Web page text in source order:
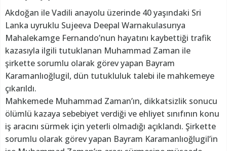
Akdoğan ile Vadili anayolu üzerinde 40 yaşındaki Sri
Lanka uyruklu Sujeeva Deepal Warnakulasurıya
Mahalekamge Fernando’nun hayatını kaybettiği trafik
kazasıyla ilgili tutuklanan Muhammad Zaman ile
şirkette sorumlu olarak görev yapan Bayram
Karamanlıoğlugil, dün tutukluluk talebi ile mahkemeye
çıkarıldı.
Mahkemede Muhammad Zaman’ın, dikkatsizlik sonucu
ölümlü kazaya sebebiyet verdiği ve ehliyet sınıfının konu
iş aracını sürmek için yeterli olmadığı açıklandı. Şirkette
sorumlu olarak görev yapan Bayram Karamanlıoğlugil’in